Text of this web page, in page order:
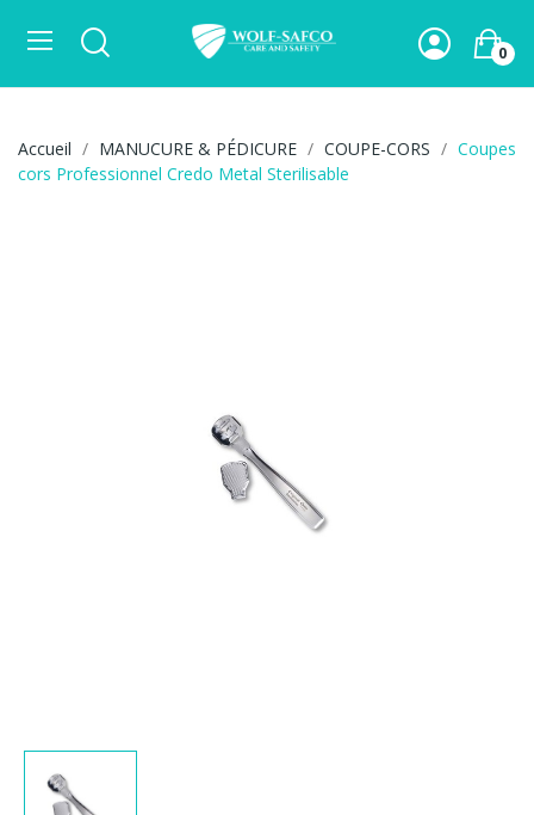
0
Accueil MANUCURE & PÉDICURE COUPE-CORS
Coupes
cors Professionnel Credo Metal Sterilisable